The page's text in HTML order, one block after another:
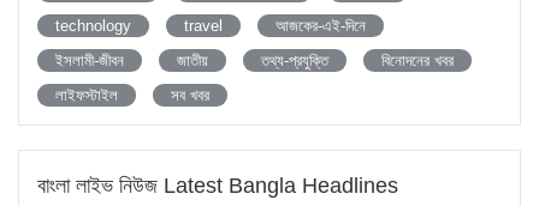
technology travel
আজকের-এই-দিনে
ইসলামী-জীবন
জাতীয় তথ্য-প্রযুক্তি
বিনোদনের খবর
লাইফস্টাইল
সব খবর
বাংলা লাইভ নিউজ Latest Bangla Headlines